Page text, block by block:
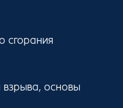
сгорания
основы